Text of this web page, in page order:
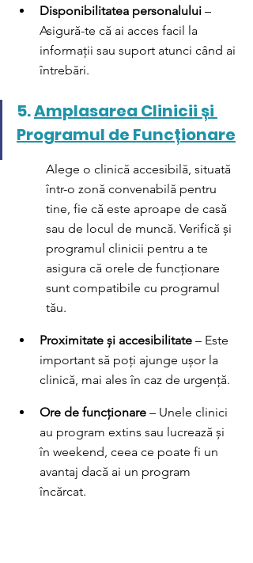
Disponibilitatea personalului –
Asigură-te că ai acces facil la
informații sau suport atunci când ai
întrebări.
5. Amplasarea Clinicii și
Programul de Funcționare
Alege o clinică accesibilă, situată
într-o zonă convenabilă pentru
tine, fie că este aproape de casă
sau de locul de muncă. Verifică și
programul clinicii pentru a te
asigura că orele de funcționare
sunt compatibile cu programul
tău.
Proximitate și accesibilitate – Este
important să poți ajunge ușor la
clinică, mai ales în caz de urgență.
Ore de funcționare – Unele clinici
au program extins sau lucrează și
în weekend, ceea ce poate fi un
avantaj dacă ai un program
încărcat.